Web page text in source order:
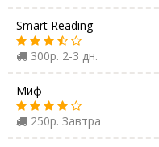
Smart Reading
300р. 2-3 дн.
Миф
250р. Завтра